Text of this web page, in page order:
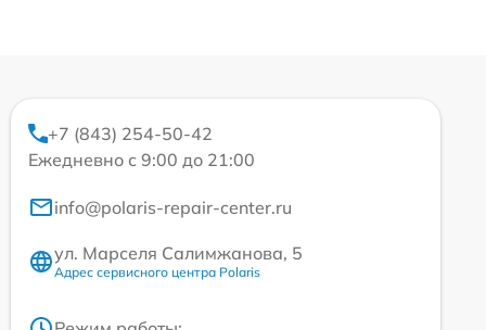
+7 (843) 254-50-42
Ежедневно с 9:00 до 21:00
info@polaris-repair-center.ru
ул. Марселя Салимжанова, 5
Адрес сервисного центра Polaris